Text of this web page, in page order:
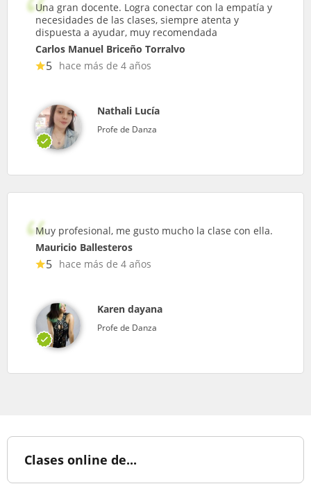
Una gran docente. Logra conectar con la empatía y
necesidades de las clases, siempre atenta y
dispuesta a ayudar, muy recomendada
Carlos Manuel Briceño Torralvo
5 hace más de 4 años
Nathali Lucía
Profe de Danza
Muy profesional, me gusto mucho la clase con ella.
Mauricio Ballesteros
5 hace más de 4 años
Karen dayana
Profe de Danza
Clases online de...